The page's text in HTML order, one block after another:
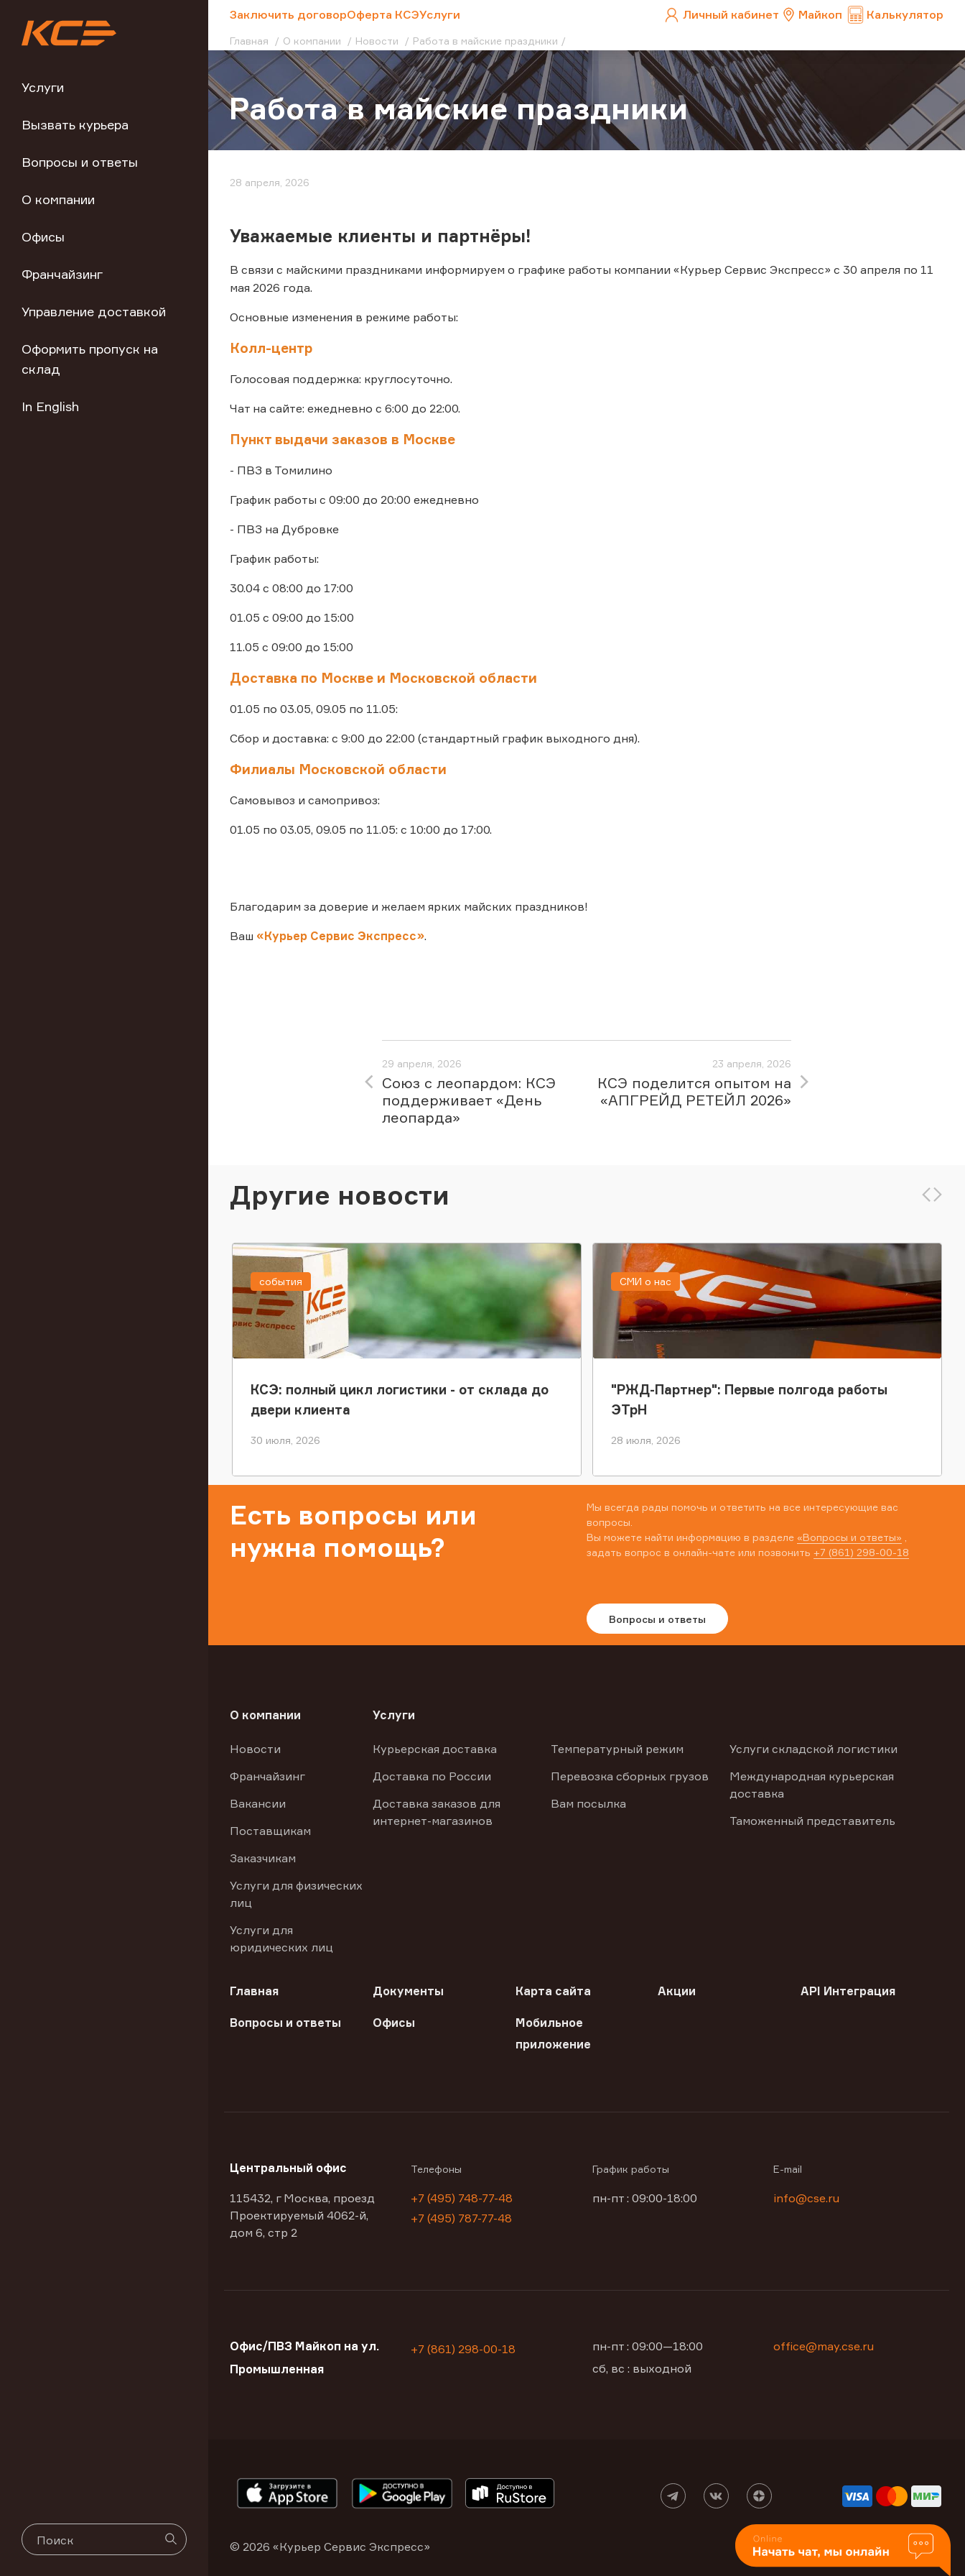
Услуги
Вызвать курьера
Вопросы и ответы
О компании
Офисы
Франчайзинг
Управление доставкой
Оформить пропуск на
склад
In English
Заключить договорОферта КСЭУслуги Личный кабинет Майкоп Калькулятор
Главная О компании Новости Работа в майские праздники
Работа в майские праздники
28 апреля, 2026
Уважаемые клиенты и партнёры!
В связи с майскими праздниками информируем о графике работы компании «Курьер Сервис Экспресс» с 30 апреля по 11
мая 2026 года.
Основные изменения в режиме работы:
Колл-центр
Голосовая поддержка: круглосуточно.
Чат на сайте: ежедневно с 6:00 до 22:00.
Пункт выдачи заказов в Москве
- ПВЗ в Томилино
График работы с 09:00 до 20:00 ежедневно
- ПВЗ на Дубровке
График работы:
30.04 с 08:00 до 17:00
01.05 с 09:00 до 15:00
11.05 с 09:00 до 15:00
Доставка по Москве и Московской области
01.05 по 03.05, 09.05 по 11.05:
Сбор и доставка: с 9:00 до 22:00 (стандартный график выходного дня).
Филиалы Московской области
Самовывоз и самопривоз:
01.05 по 03.05, 09.05 по 11.05: с 10:00 до 17:00.
Благодарим за доверие и желаем ярких майских праздников!
Ваш «Курьер Сервис Экспресс».
29 апреля, 2026
Союз с леопардом: КСЭ
поддерживает «День
леопарда»
23 апреля, 2026
КСЭ поделится опытом на
«АПГРЕЙД РЕТЕЙЛ 2026»
Другие новости
КСЭ: полный цикл логистики - от склада до
двери клиента
30 июля, 2026
события
"РЖД-Партнер": Первые полгода работы
ЭТрН
28 июля, 2026
СМИ о нас
Есть вопросы или
нужна помощь?
Мы всегда рады помочь и ответить на все интересующие вас
вопросы.
Вы можете найти информацию в разделе «Вопросы и ответы»
задать вопрос в онлайн-чате или позвонить +7 (861) 298-00-18
Вопросы и ответы
О компании
Новости
Франчайзинг
Вакансии
Поставщикам
Заказчикам
Услуги для физических
лиц
Услуги для
юридических лиц
Услуги
Курьерская доставка
Доставка по России
Доставка заказов для
интернет-магазинов
Температурный режим
Перевозка сборных грузов
Вам посылка
Услуги складской логистики
Международная курьерская
доставка
Таможенный представитель
Главная Документы Карта сайта Акции API Интеграция
Вопросы и ответы Офисы
Мобильное
приложение
Центральный офис
115432, г Москва, проезд
Проектируемый 4062-й,
дом 6, стр 2
Телефоны
+7 (495) 748-77-48
+7 (495) 787-77-48
График работы
пн-пт : 09:00-18:00
E-mail
info@cse.ru
Офис/ПВЗ Майкоп на ул.
Промышленная
+7 (861) 298-00-18
пн-пт : 09:00—18:00
сб, вс : выходной
office@may.cse.ru
© 2026 «Курьер Сервис Экспресс»